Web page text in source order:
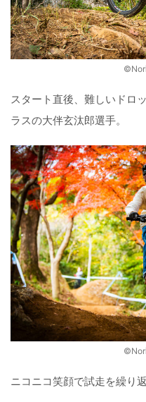
スタート直後、難しいドロ
ラスの大伴玄汰郎選手。
ニコニコ笑顔で試走を繰り